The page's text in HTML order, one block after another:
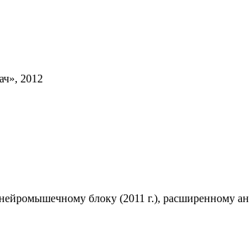
2012
блоку (2011 г.), расширенному